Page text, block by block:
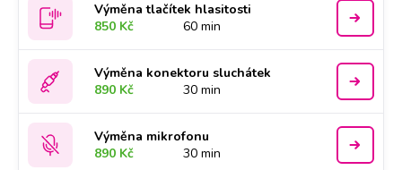
Výměna tlačítek hlasitosti
850 Kč
60 min
Výměna konektoru sluchátek
890 Kč
30 min
Výměna mikrofonu
890 Kč
30 min